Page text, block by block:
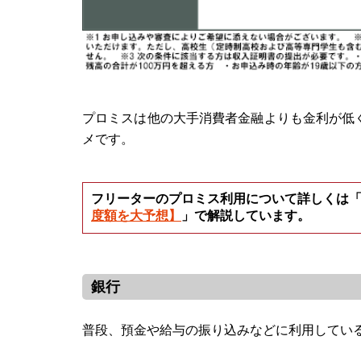
プロミスは他の大手消費者金融よりも金利が
メです。
フリーターのプロミス利用について詳しくは「
度額を大予想】
」で解説しています。
銀行
普段、預金や給与の振り込みなどに利用して